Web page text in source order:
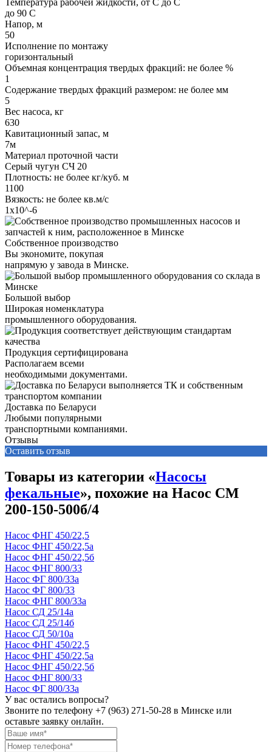
до 90 С
Напор, м
50
Исполнение по монтажу
горизонтальный
Объемная концентрация твердых фракций: не более %
1
Содержание твердых фракций размером: не более мм
5
Вес насоса, кг
630
Кавитационный запас, м
7м
Материал проточной части
Серый чугун СЧ 20
Плотность: не более кг/куб. м
1100
Вязкость: не более кв.м/с
1х10^-6
Собственное производство
Вы экономите, покупая
напрямую у завода в Минске.
Большой выбор
Широкая номенклатура
промышленного оборудования.
Продукция сертифицирована
Располагаем всеми
необходимыми документами.
Доставка по Беларуси
Любыми популярными
транспортными компаниями.
Отзывы
Оставить отзыв
Товары из категории «Насосы
фекальные», похожие на Насос СМ
200-150-500б/4
Насос ФНГ 450/22,5
Насос ФНГ 450/22,5а
Насос ФНГ 450/22,5б
Насос ФНГ 800/33
Насос ФГ 800/33а
Насос ФГ 800/33
Насос ФНГ 800/33а
Насос СД 25/14а
Насос СД 25/14б
Насос СД 50/10а
Насос ФНГ 450/22,5
Насос ФНГ 450/22,5а
Насос ФНГ 450/22,5б
Насос ФНГ 800/33
Насос ФГ 800/33а
У вас остались вопросы?
Звоните по телефону +7 (963) 271-50-28 в Минске или
оставьте заявку онлайн.